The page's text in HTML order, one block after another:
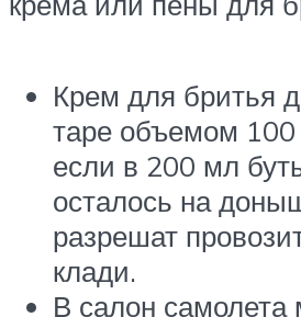
Крем для бритья
таре объемом
если в 200 мл
осталось на
разрешат
клади.
В салон самолета